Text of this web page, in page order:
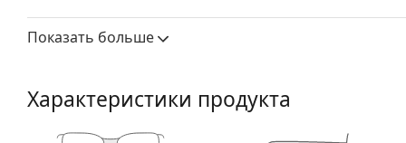
Аксессуары
Изучите полный ассортименточков, чтобы найти
руководством по очкам
, если вам нужна помощь в
Показать больше
Характеристики продукта